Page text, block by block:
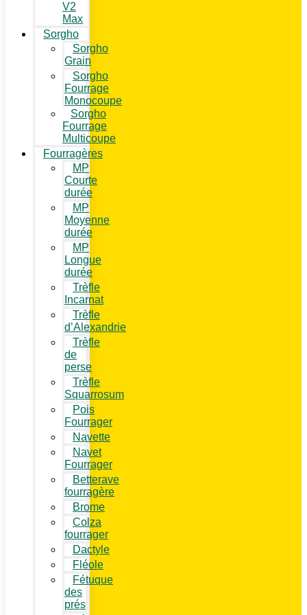
V2
Max
Sorgho
Sorgho
Grain
Sorgho
Fourrage
Monocoupe
Sorgho
Fourrage
Multicoupe
Fourragères
MP
Courte
durée
MP
Moyenne
durée
MP
Longue
durée
Trèfle
Incarnat
Trèfle
d’Alexandrie
Trèfle
de
perse
Trèfle
Squarrosum
Pois
Fourrager
Navette
Navet
Fourrager
Betterave
fourragère
Brome
Colza
fourrager
Dactyle
Fléole
Fétuque
des
prés